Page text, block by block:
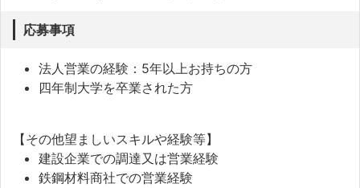
応募事項
法人営業の経験：5年以上お持ちの方
四年制大学を卒業された方
【その他望ましいスキルや経験等】
建設企業での調達又は営業経験
鉄鋼材料商社での営業経験